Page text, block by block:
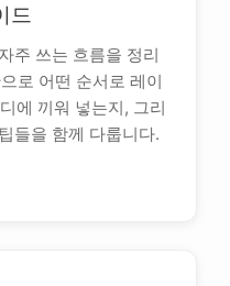
드
주 쓰는 흐름을 정리
로 어떤 순서로 레이
에 끼워 넣는지, 그리
들을 함께 다룹니다.